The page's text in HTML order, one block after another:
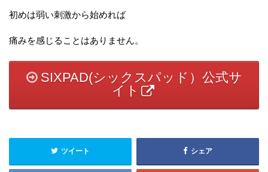
初めは弱い刺激から始めれば
痛みを感じることはありません。
SIXPAD(シックスパッド）公式サ
イト
ツイート シェア